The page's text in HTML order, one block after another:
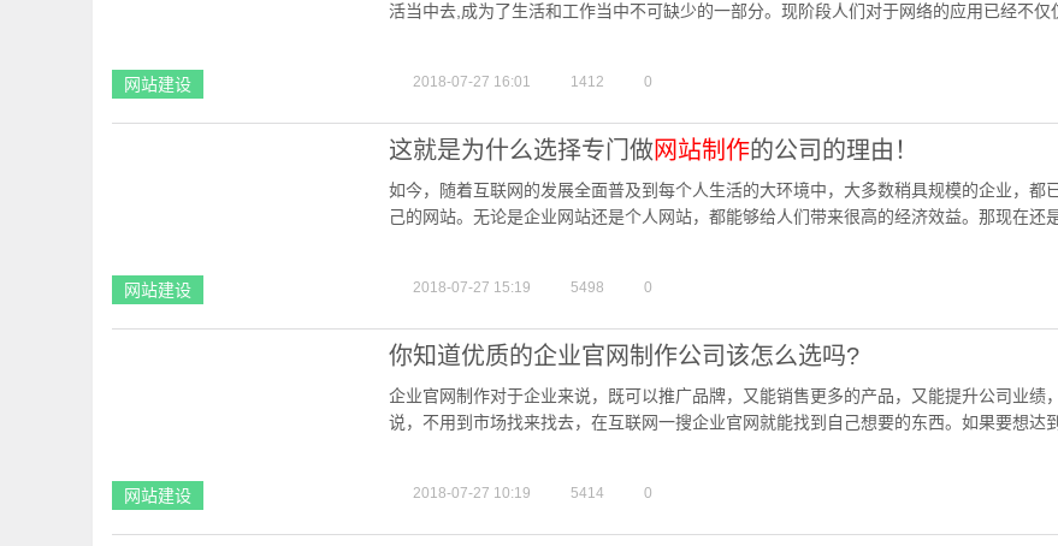
网站建设
活当中去,成为了生活和工作当中不可缺少的一部分。现阶段人们对于网络的应用已经不仅
2018-07-27 16:01 1412 0
网站建设
这就是为什么选择专门做网站制作的公司的理由！
如今，随着互联网的发展全面普及到每个人生活的大环境中，大多数稍具规模的企业，都
己的网站。无论是企业网站还是个人网站，都能够给人们带来很高的经济效益。那现在还
2018-07-27 15:19 5498 0
网站建设
你知道优质的企业官网制作公司该怎么选吗?
企业官网制作对于企业来说，既可以推广品牌，又能销售更多的产品，又能提升公司业绩
说，不用到市场找来找去，在互联网一搜企业官网就能找到自己想要的东西。如果要想达
2018-07-27 10:19 5414 0